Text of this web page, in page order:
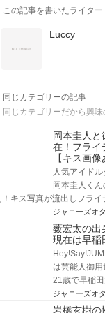
この記事を書いたライター
Luccy
同じカテゴリーの記事
同じカテゴリーだから興
岡本圭人と
在！フライ
【キス画像
人気アイド
岡本圭人く
！キス写真が流出しフラ
ジャニーズオ
薮宏太の出
現在は早稲
は芸能人御
21歳で早稲
ジャニーズオ
岩橋玄樹の